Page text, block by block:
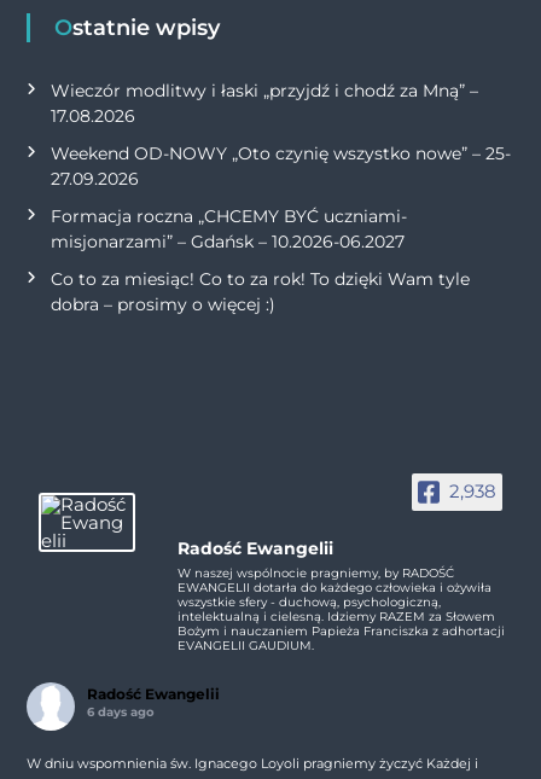
Ostatnie wpisy
Wieczór modlitwy i łaski „przyjdź i chodź za Mną” –
17.08.2026
Weekend OD-NOWY „Oto czynię wszystko nowe” – 25-
27.09.2026
Formacja roczna „CHCEMY BYĆ uczniami-
misjonarzami” – Gdańsk – 10.2026-06.2027
Co to za miesiąc! Co to za rok! To dzięki Wam tyle
dobra – prosimy o więcej :)
2,938
Radość Ewangelii
W naszej wspólnocie pragniemy, by RADOŚĆ
EWANGELII dotarła do każdego człowieka i ożywiła
wszystkie sfery - duchową, psychologiczną,
intelektualną i cielesną. Idziemy RAZEM za Słowem
Bożym i nauczaniem Papieża Franciszka z adhortacji
EVANGELII GAUDIUM.
Radość Ewangelii
6 days ago
W dniu wspomnienia św. Ignacego Loyoli pragniemy życzyć Każdej i